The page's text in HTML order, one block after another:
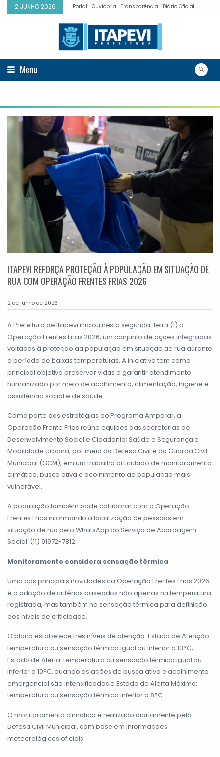
2 JUNHO 2026 Portal Ouvidoria Transparência Diário Oficial
Menu
ITAPEVI REFORÇA PROTEÇÃO À POPULAÇÃO EM SITUAÇÃO DE
RUA COM OPERAÇÃO FRENTES FRIAS 2026
2 de junho de 2026
A Prefeitura de Itapevi iniciou nesta segunda-feira (1) a
Operação Frentes Frias 2026, um conjunto de ações integradas
voltadas à proteção da população em situação de rua durante
o período de baixas temperaturas. A iniciativa tem como
principal objetivo preservar vidas e garantir atendimento
humanizado por meio de acolhimento, alimentação, higiene e
assistência social e de saúde.
Como parte das estratégias do Programa Amparar, a
Operação Frente Frias reúne equipes das secretarias de
Desenvolvimento Social e Cidadania; Saúde e Segurança e
Mobilidade Urbana, por meio da Defesa Civil e da Guarda Civil
Municipal (GCM), em um trabalho articulado de monitoramento
climático, busca ativa e acolhimento da população mais
vulnerável.
A população também pode colaborar com a Operação
Frentes Frias informando a localização de pessoas em
situação de rua pelo WhatsApp do Serviço de Abordagem
Social: (11) 91972-7812.
Monitoramento considera sensação térmica
Uma das principais novidades da Operação Frentes Frias 2026
é a adoção de critérios baseados não apenas na temperatura
registrada, mas também na sensação térmica para definição
dos níveis de criticidade.
O plano estabelece três níveis de atenção: Estado de Atenção:
temperatura ou sensação térmica igual ou inferior a 13°C;
Estado de Alerta: temperatura ou sensação térmica igual ou
inferior a 10°C, quando as ações de busca ativa e acolhimento
emergencial são intensificadas e Estado de Alerta Máximo:
temperatura ou sensação térmica inferior a 8°C.
O monitoramento climático é realizado diariamente pela
Defesa Civil Municipal, com base em informações
meteorológicas oficiais.